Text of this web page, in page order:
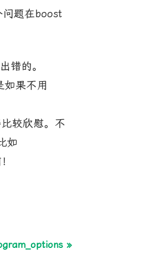
题在boost
错的。
果不用
较欣慰。不
如
»